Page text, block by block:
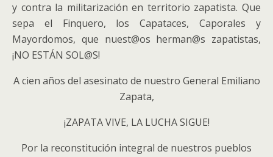
y contra la militarización en territorio zapatista. Que
sepa el Finquero, los Capataces, Caporales y
Mayordomos, que nuest@os herman@s zapatistas,
¡NO ESTÁN SOL@S!
A cien años del asesinato de nuestro General Emiliano
Zapata,
¡ZAPATA VIVE, LA LUCHA SIGUE!
Por la reconstitución integral de nuestros pueblos